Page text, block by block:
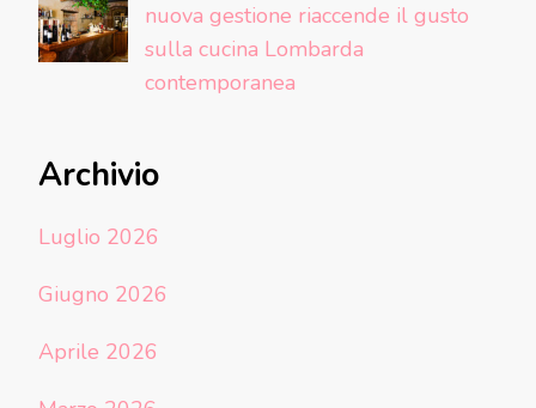
nuova gestione riaccende il gusto
sulla cucina Lombarda
contemporanea
Archivio
Luglio 2026
Giugno 2026
Aprile 2026